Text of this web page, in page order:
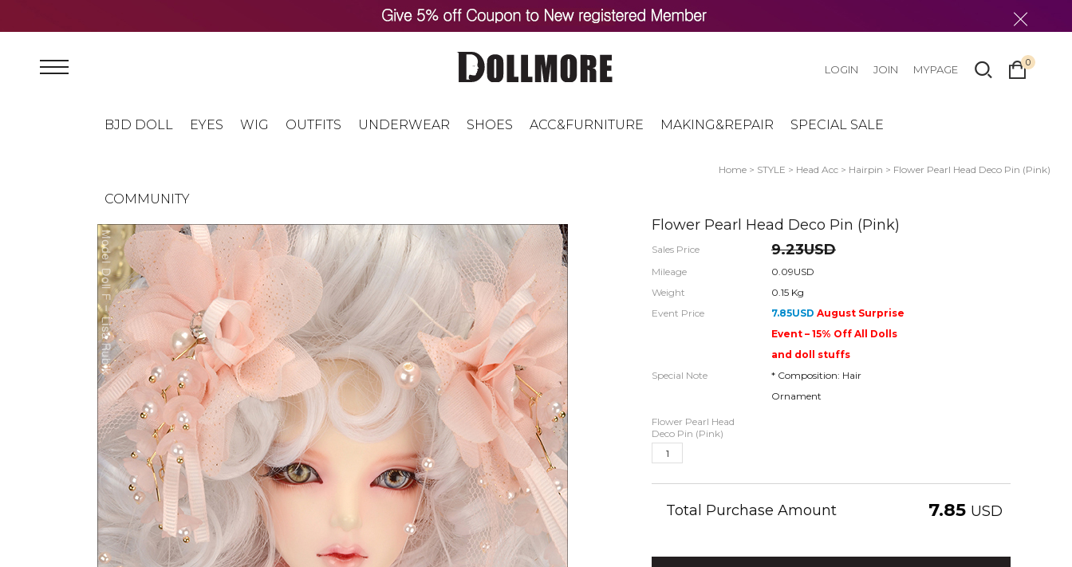
BJD DOLL EYES WIG OUTFITS UNDERWEAR SHOES ACC&FURNITURE MAKING&REPAIR SPECIAL SALE
COMMUNITY
LOGIN JOIN MYPAGE
0
Home > STYLE > Head Acc > Hairpin > Flower Pearl Head Deco Pin (Pink)
Flower Pearl Head Deco Pin (Pink)
Sales Price 9.23USD
Mileage
0.09USD
Weight
0.15 Kg
Event Price
7.85USD August Surprise
Event – 15% Off All Dolls
and doll stuffs
Special Note
* Composition: Hair
Ornament
Flower Pearl Head
Deco Pin (Pink)
Total Purchase Amount 7.85 USD